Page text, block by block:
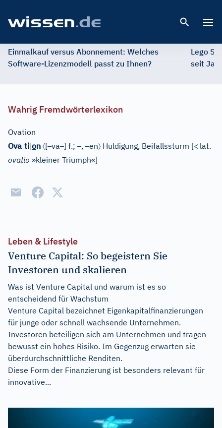
Einmalkauf versus Abonnement: Welches
Software-Lizenzmodell passt zu Ihnen?
Lego
seit
Wahrig Fremdwörterlexikon
Ovation
Ova|ti|on 〈[–va–] f.;–,–en〉 Huldigung, Beifallssturm [< lat.
ovatio »kleiner Triumph«]
Leben & Lifestyle
Venture Capital: So begeistern Sie
Investoren und skalieren
Was ist Venture Capital und warum ist es so
entscheidend für Wachstum
Venture Capital bezeichnet Eigenkapitalfinanzierungen
für junge oder schnell wachsende Unternehmen.
Investoren beteiligen sich am Unternehmen und tragen
bewusst ein hohes Risiko. Im Gegenzug erwarten sie
überdurchschnittliche Renditen.
Diese Form der Finanzierung ist besonders relevant für
innovative...